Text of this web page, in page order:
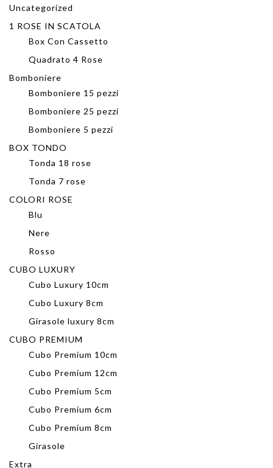
Uncategorized
1 ROSE IN SCATOLA
Box Con Cassetto
Quadrato 4 Rose
Bomboniere
Bomboniere 15 pezzi
Bomboniere 25 pezzi
Bomboniere 5 pezzi
BOX TONDO
Tonda 18 rose
Tonda 7 rose
COLORI ROSE
Blu
Nere
Rosso
CUBO LUXURY
Cubo Luxury 10cm
Cubo Luxury 8cm
Girasole luxury 8cm
CUBO PREMIUM
Cubo Premium 10cm
Cubo Premium 12cm
Cubo Premium 5cm
Cubo Premium 6cm
Cubo Premium 8cm
Girasole
Extra